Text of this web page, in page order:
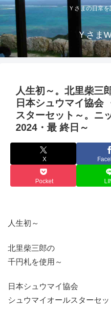
Ｙさまの日常
Ｙさま
人生初～。北里柴三
日本シュウマイ協会
スターセット～。ニ
2024・最 終日～
X
Pocket
人生初～
北里柴三郎の
千円札を使用～
日本シュウマイ協会
シュウマイオールスターセッ